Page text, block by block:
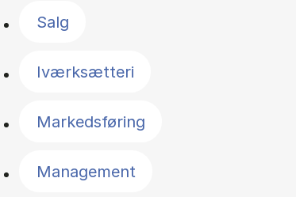
Salg
Iværksætteri
Markedsføring
Management